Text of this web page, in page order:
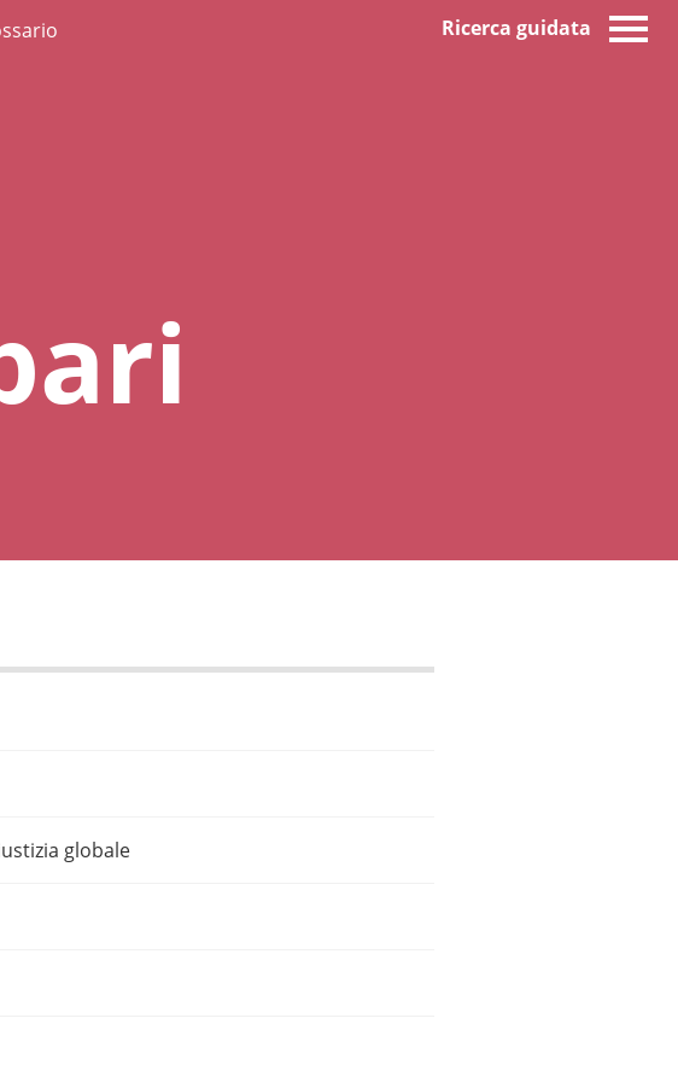
Ricerca guidata
globale